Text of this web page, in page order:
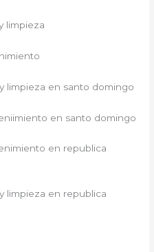
limpieza
limpieza en santo domingo
en santo domingo
en republica
limpieza en republica